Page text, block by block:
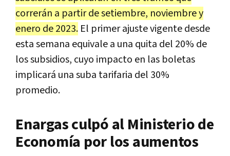
correrán a partir de setiembre, noviembre y
enero de 2023. El primer ajuste vigente desde
esta semana equivale a una quita del 20% de
los subsidios, cuyo impacto en las boletas
implicará una suba tarifaria del 30%
promedio.
Enargas culpó al Ministerio de
Economía por los aumentos